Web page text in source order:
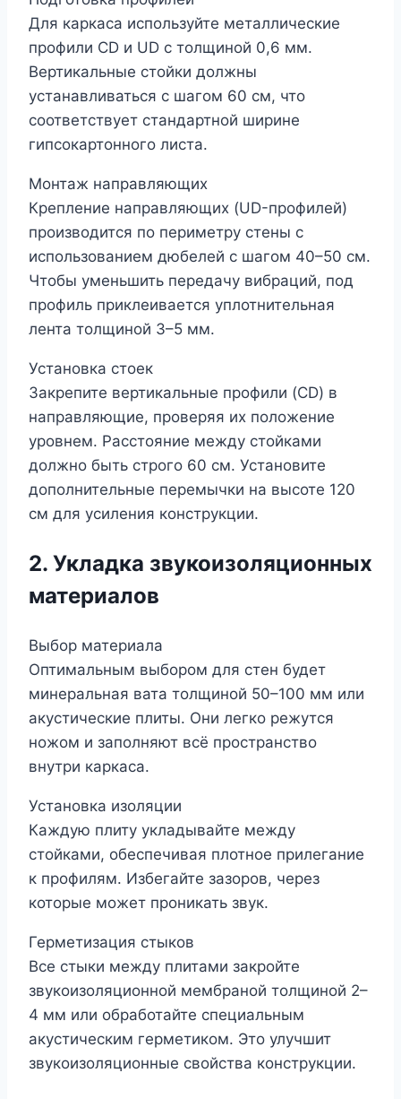
Для каркаса используйте металлические
профили CD и UD с толщиной 0,6 мм.
Вертикальные стойки должны
устанавливаться с шагом 60 см, что
соответствует стандартной ширине
гипсокартонного листа.
Монтаж направляющих
Крепление направляющих (UD-профилей)
производится по периметру стены с
использованием дюбелей с шагом 40–50 см.
Чтобы уменьшить передачу вибраций, под
профиль приклеивается уплотнительная
лента толщиной 3–5 мм.
Установка стоек
Закрепите вертикальные профили (CD) в
направляющие, проверяя их положение
уровнем. Расстояние между стойками
должно быть строго 60 см. Установите
дополнительные перемычки на высоте 120
см для усиления конструкции.
2. Укладка звукоизоляционных
материалов
Выбор материала
Оптимальным выбором для стен будет
минеральная вата толщиной 50–100 мм или
акустические плиты. Они легко режутся
ножом и заполняют всё пространство
внутри каркаса.
Установка изоляции
Каждую плиту укладывайте между
стойками, обеспечивая плотное прилегание
к профилям. Избегайте зазоров, через
которые может проникать звук.
Герметизация стыков
Все стыки между плитами закройте
звукоизоляционной мембраной толщиной 2–
4 мм или обработайте специальным
акустическим герметиком. Это улучшит
звукоизоляционные свойства конструкции.